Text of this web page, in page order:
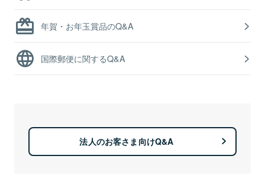
年賀・お年玉賞品のQ&A
国際郵便に関するQ&A
法人のお客さま向けQ&A